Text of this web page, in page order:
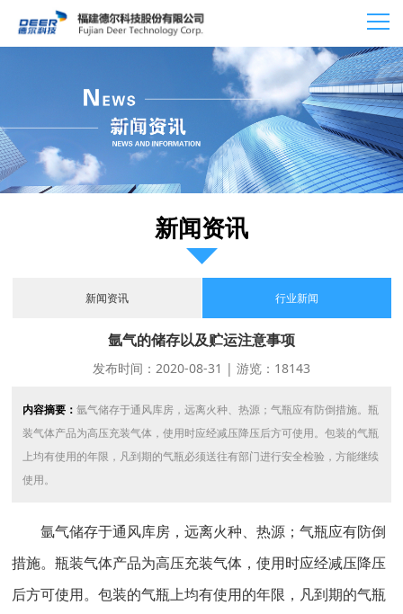
新闻资讯
新闻资讯 行业新闻
氩气的储存以及贮运注意事项
发布时间：2020-08-31 | 游览：18143
内容摘要：氩气储存于通风库房，远离火种、热源；气瓶应有防倒措施。瓶
装气体产品为高压充装气体，使用时应经减压降压后方可使用。包装的气瓶
上均有使用的年限，凡到期的气瓶必须送往有部门进行安全检验，方能继续
使用。
氩气储存于通风库房，远离火种、热源；气瓶应有防倒
措施。瓶装气体产品为高压充装气体，使用时应经减压降压
后方可使用。包装的气瓶上均有使用的年限，凡到期的气瓶